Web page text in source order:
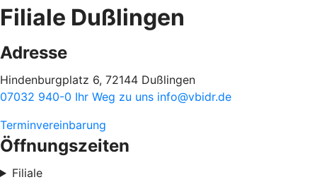
Filiale Dußlingen
Adresse
Hindenburgplatz 6, 72144 Dußlingen
07032 940-0 Ihr Weg zu uns info@vbidr.de
Terminvereinbarung
Öffnungszeiten
Filiale